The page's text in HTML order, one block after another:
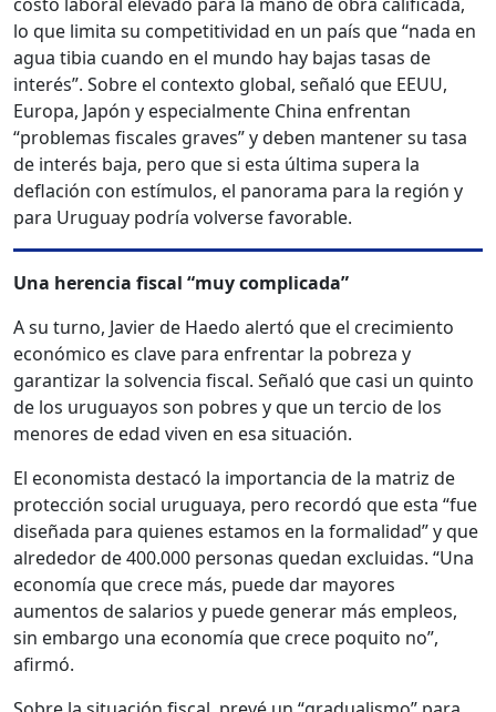
lo que limita su competitividad en un país que “nada en
agua tibia cuando en el mundo hay bajas tasas de
interés”. Sobre el contexto global, señaló que EEUU,
Europa, Japón y especialmente China enfrentan
“problemas fiscales graves” y deben mantener su tasa
de interés baja, pero que si esta última supera la
deflación con estímulos, el panorama para la región y
para Uruguay podría volverse favorable.
Una herencia fiscal “muy complicada”
A su turno, Javier de Haedo alertó que el crecimiento
económico es clave para enfrentar la pobreza y
garantizar la solvencia fiscal. Señaló que casi un quinto
de los uruguayos son pobres y que un tercio de los
menores de edad viven en esa situación.
El economista destacó la importancia de la matriz de
protección social uruguaya, pero recordó que esta “fue
diseñada para quienes estamos en la formalidad” y que
alrededor de 400.000 personas quedan excluidas. “Una
economía que crece más, puede dar mayores
aumentos de salarios y puede generar más empleos,
sin embargo una economía que crece poquito no”,
afirmó.